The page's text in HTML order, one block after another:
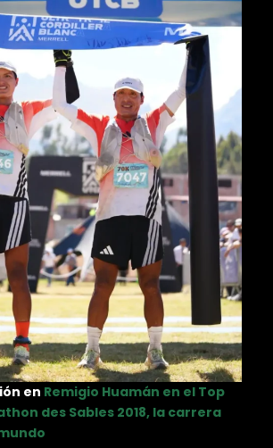
en Remigio Huamán en el Top
des Sables 2018, la carrera